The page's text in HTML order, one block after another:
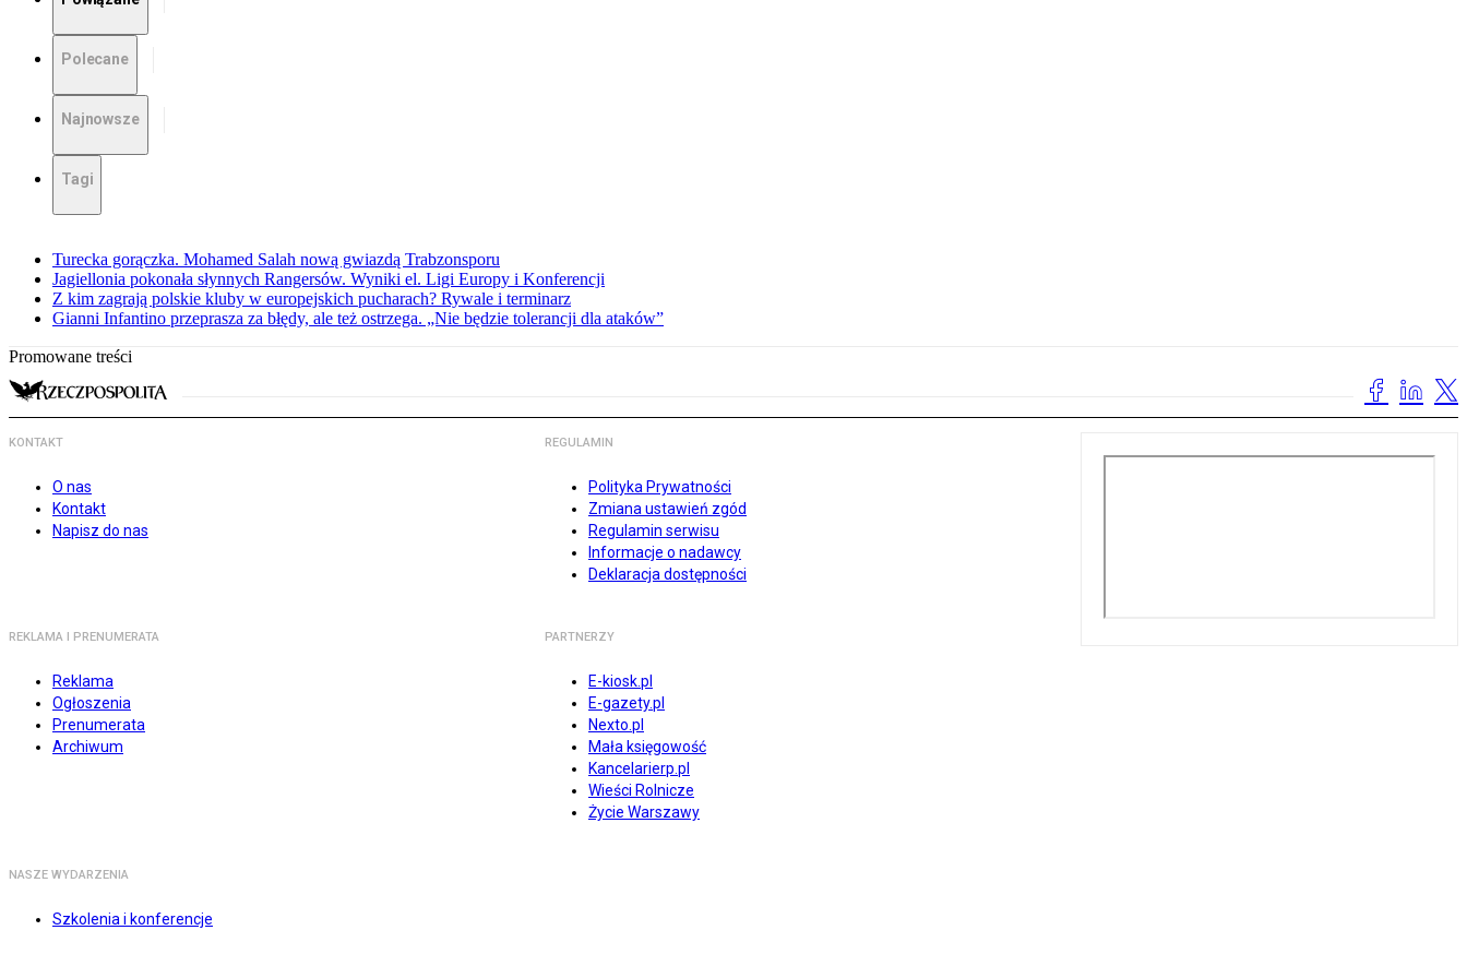
Polecane
Najnowsze
Tagi
Turecka gorączka. Mohamed Salah nową gwiazdą Trabzonsporu
Jagiellonia pokonała słynnych Rangersów. Wyniki el. Ligi Europy i Konferencji
Z kim zagrają polskie kluby w europejskich pucharach? Rywale i terminarz
Gianni Infantino przeprasza za błędy, ale też ostrzega. „Nie będzie tolerancji dla ataków”
Promowane treści
KONTAKT
O nas
Kontakt
Napisz do nas
REGULAMIN
Polityka Prywatności
Zmiana ustawień zgód
Regulamin serwisu
Informacje o nadawcy
Deklaracja dostępności
REKLAMA I PRENUMERATA
Reklama
Ogłoszenia
Prenumerata
Archiwum
PARTNERZY
E-kiosk.pl
E-gazety.pl
Nexto.pl
Mała księgowość
Kancelarierp.pl
Wieści Rolnicze
Życie Warszawy
NASZE WYDARZENIA
Szkolenia i konferencje